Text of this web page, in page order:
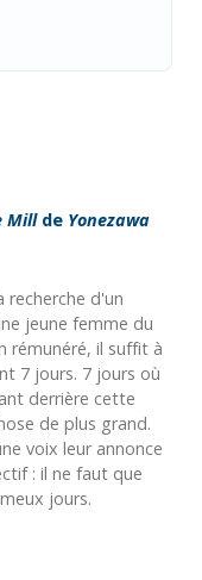
Millde Yonezawa
recherche d'un
jeune femme du
rémunéré, il suffit à
7 jours. 7 jours où
derrière cette
de plus grand.
voix leur annonce
: il ne faut que
jours.